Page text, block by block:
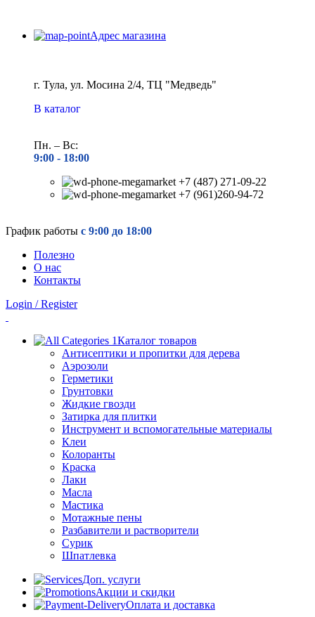
Адрес магазина
г. Тула, ул. Мосина 2/4, ТЦ "Медведь"
В каталог
Пн. – Вс:
9:00 - 18:00
+7 (487) 271-09-22
+7 (961)260-94-72
График работы с 9:00 до 18:00
Полезно
О нас
Контакты
Login / Register
Каталог товаров
Антисептики и пропитки для дерева
Аэрозоли
Герметики
Грунтовки
Жидкие гвозди
Затирка для плитки
Инструмент и вспомогательные материалы
Клеи
Колоранты
Краска
Лаки
Масла
Мастика
Мотажные пены
Разбавители и растворители
Сурик
Шпатлевка
Доп. услуги
Акции и скидки
Оплата и доставка